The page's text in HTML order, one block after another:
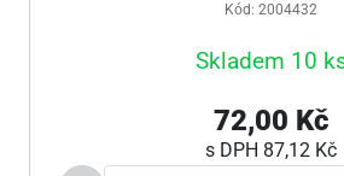
Kód: 2004432
Skladem 10
72,00 Kč
s DPH 87,12 Kč